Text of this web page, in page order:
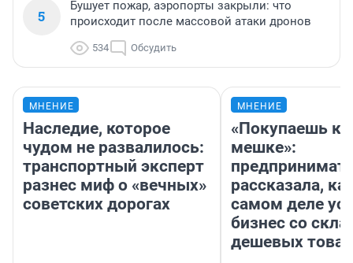
5
Бушует пожар, аэропорты закрыли: что
происходит после массовой атаки дронов
534 Обсудить
МНЕНИЕ
Наследие, которое
чудом не развалилось:
транспортный эксперт
разнес миф о «вечных»
советских дорогах
МНЕНИЕ
«Покупаешь
мешке»:
рассказала,
самом деле
бизнес со
дешевых